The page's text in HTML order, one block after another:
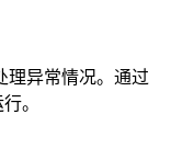
理异常情况。通过
。